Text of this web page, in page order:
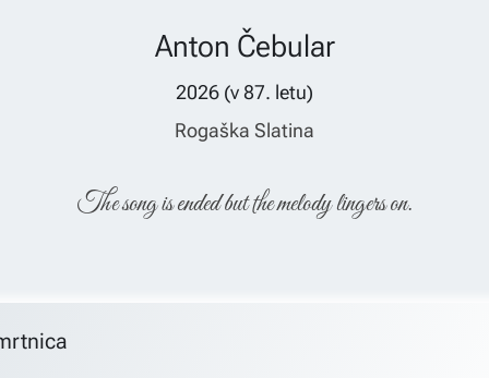
Anton Čebular
2026 (v 87. letu)
Rogaška Slatina
The song is ended but the melody lingers on.